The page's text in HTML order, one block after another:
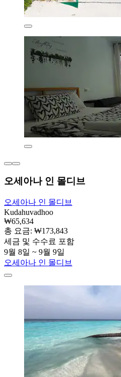
오세아나 인 몰디브
오세아나 인 몰디브
Kudahuvadhoo
₩65,634
총 요금: ₩173,843
세금 및 수수료 포함
9월 8일 ~ 9월 9일
오세아나 인 몰디브